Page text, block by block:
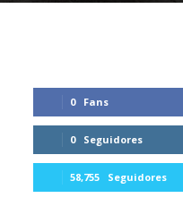
0 Fans
0 Seguidores
58,755 Seguidores